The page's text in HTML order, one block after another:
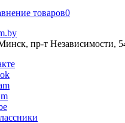
товаров0
пр-т Независимости,